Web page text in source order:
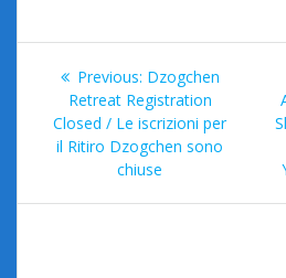
Post
navigation
Previous: Previous
post:
Dzogchen
Retreat Registration
Closed / Le iscrizioni per
il Ritiro Dzogchen sono
chiuse